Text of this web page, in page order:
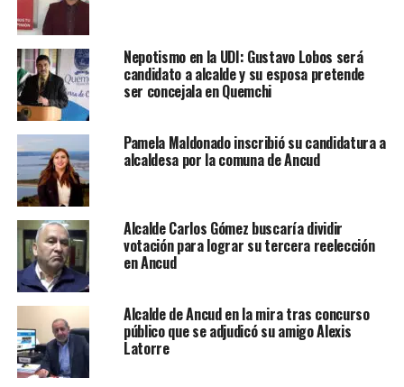
Nepotismo en la UDI: Gustavo Lobos será
candidato a alcalde y su esposa pretende
ser concejala en Quemchi
Pamela Maldonado inscribió su candidatura a
alcaldesa por la comuna de Ancud
Alcalde Carlos Gómez buscaría dividir
votación para lograr su tercera reelección
en Ancud
Alcalde de Ancud en la mira tras concurso
público que se adjudicó su amigo Alexis
Latorre